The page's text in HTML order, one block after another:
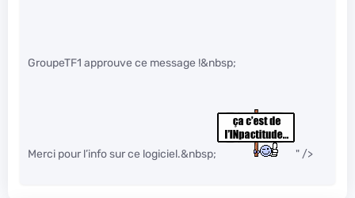
GroupeTF1 approuve ce message !&nbsp;
Merci pour l’info sur ce logiciel.&nbsp; " />